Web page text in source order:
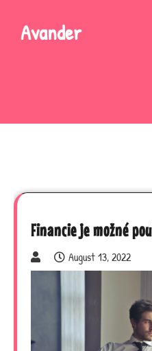
contentAvander
Financie je možné
August 13, 2022